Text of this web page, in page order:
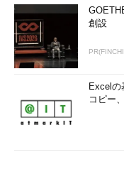
創設
Excelの
コピー